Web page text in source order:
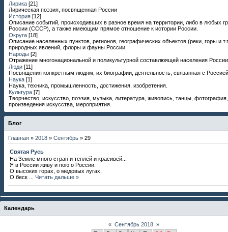
Лирика [21]
Лирическая поэзия, посвященная России
История [12]
Описание событий, происходивших в разное время на территории, либо в любых
России (СССР), а также имеющим прямое отношение к истории России.
Округа [18]
Описание населенных пунктов, регионов, географических объектов (реки, горы и
природных явлений, флоры и фауны России
Народы [2]
Отражение многонациональной и поликультурной составлюящей населения
Люди [11]
Посвящения конкретным людям, их биографии, деятельность, связанная с
Наука [1]
Наука, техника, промышленность, достижения, изобретения.
Культура [7]
Творчество, искусство, поэзия, музыка, литература, живопись, танцы, фотография,
произведения искусства, мероприятия.
Блог
Главная » 2018 » Сентябрь » 29
Святая Русь
На Земле много стран и теплей и красивей...
Я в России живу и пою о России:
О высоких горах, о медовых лугах,
О беск
Читать дальше »
Календарь
« Сентябрь 2018 »